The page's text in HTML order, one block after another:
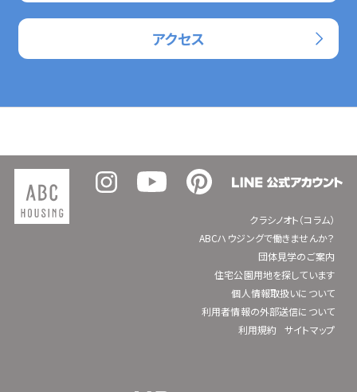
アクセス
クラシノオト（コラム）
ABCハウジングで働きませんか？
団体見学のご案内
住宅公園用地を探しています
個人情報取扱いについて
利用者情報の外部送信について
利用規約
サイトマップ